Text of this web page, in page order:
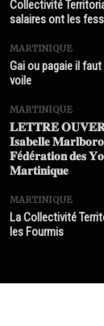
Collectivité
salaires ont les
MARTINIQUE
Gai ou pagaie il
voile
MARTINIQUE
𝐋𝐄𝐓𝐓𝐑𝐄
𝐈𝐬𝐚𝐛𝐞𝐥𝐥𝐞
𝐅é𝐝é𝐫𝐚𝐭𝐢𝐨𝐧 𝐝𝐞𝐬
𝐌𝐚𝐫𝐭𝐢𝐧𝐢𝐪𝐮𝐞
MARTINIQUE
La Collectivité
les Fourmis